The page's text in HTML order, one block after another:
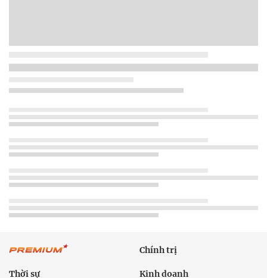
Chính trị
Thời sự Kinh doanh